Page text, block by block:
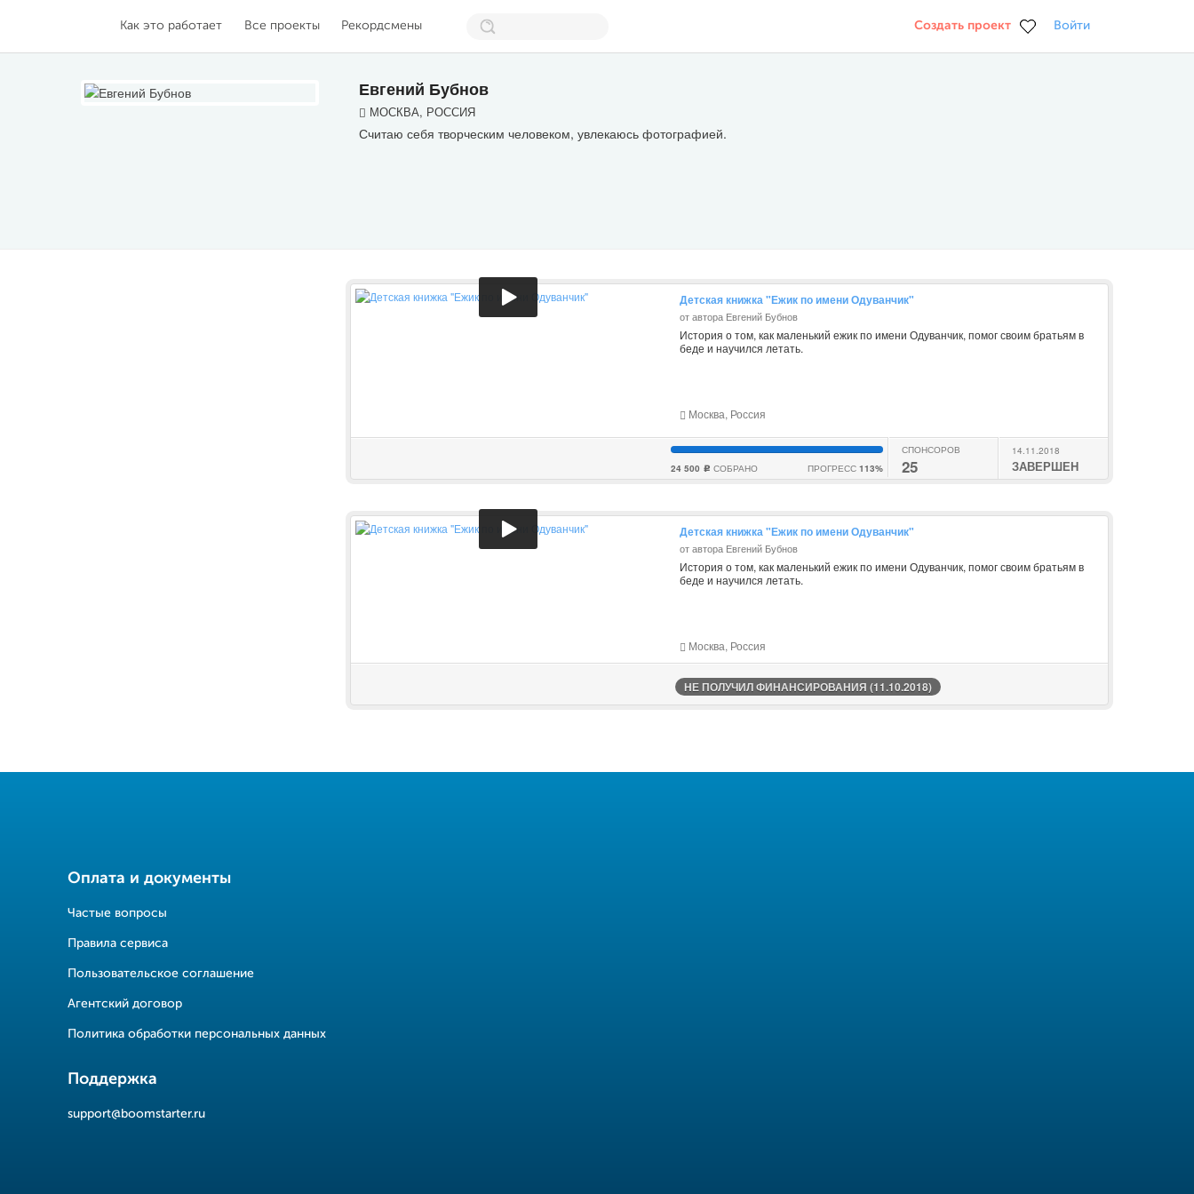
Как это работает Все проекты Рекордсмены Создать проект Войти
Евгений Бубнов
МОСКВА, РОССИЯ
Считаю себя творческим человеком, увлекаюсь фотографией.
Детская книжка "Ежик по имени Одуванчик"
от автора Евгений Бубнов
История о том, как маленький ежик по имени Одуванчик, помог своим братьям в
беде и научился летать.
Москва, Россия
24 500 c СОБРАНО ПРОГРЕСС 113%
СПОНСОРОВ
25
14.11.2018
ЗАВЕРШЕН
Детская книжка "Ежик по имени Одуванчик"
от автора Евгений Бубнов
История о том, как маленький ежик по имени Одуванчик, помог своим братьям в
беде и научился летать.
Москва, Россия
НЕ ПОЛУЧИЛ ФИНАНСИРОВАНИЯ (11.10.2018)
Оплата и документы
Частые вопросы
Правила сервиса
Пользовательское соглашение
Агентский договор
Политика обработки персональных данных
Поддержка
support@boomstarter.ru